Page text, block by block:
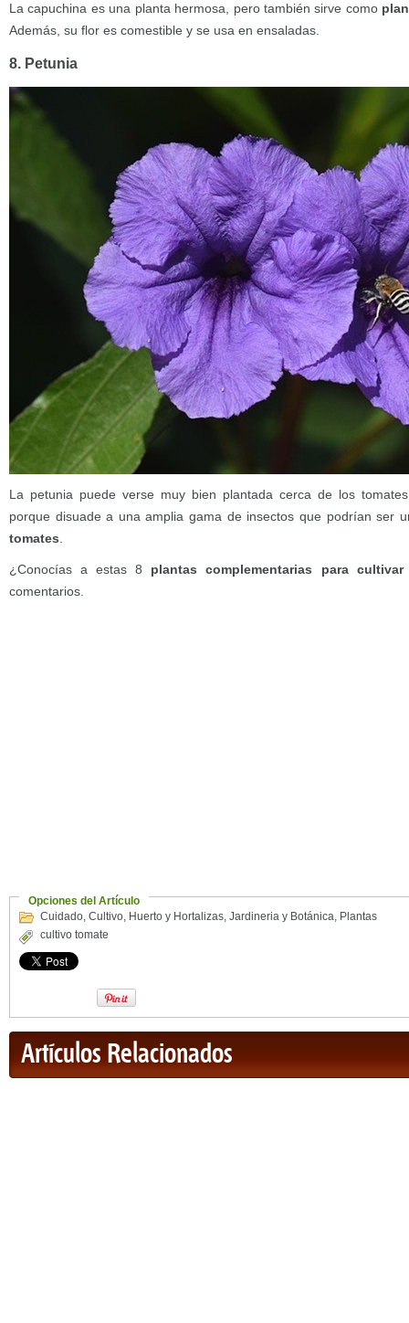
La capuchina es una planta hermosa, pero también sirve como
Además, su flor es comestible y se usa en ensaladas.
8. Petunia
La petunia puede verse muy bien plantada cerca de los
porque disuade a una amplia gama de insectos que podrían ser
tomates
¿Conocías a estas 8 plantas complementarias para
comentarios.
Opciones del Artículo
Cuidado, Cultivo, Huerto y Hortalizas, Jardineria y Botánica, Plantas
cultivo tomate
Artículos Relacionados